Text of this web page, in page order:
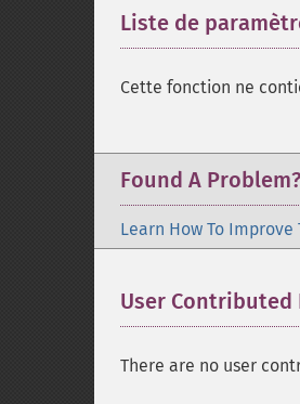
Liste de
Cette fonction ne
Found A Problem?
Learn How To Improve
User Contributed
There are no user